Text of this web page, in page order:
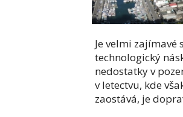
Je velmi
technologický
nedostatky v
v letectvu, kde
zaostává, je